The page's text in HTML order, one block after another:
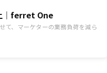
｜ferret One
て、マーケターの業務負荷を減ら